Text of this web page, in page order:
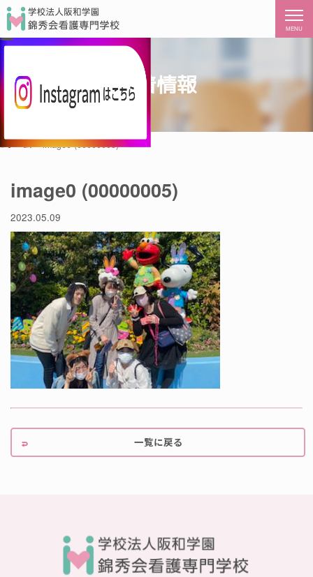
MENU
新着情報
ホーム image0 (00000005)
image0 (00000005)
2023.05.09
一覧に戻る